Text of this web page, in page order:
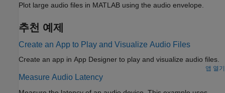
Plot large audio files in MATLAB using the audio envelope.
추천 예제
Create an App to Play and Visualize Audio Files
Create an app in App Designer to play and visualize audio files.
앱 열기
Measure Audio Latency